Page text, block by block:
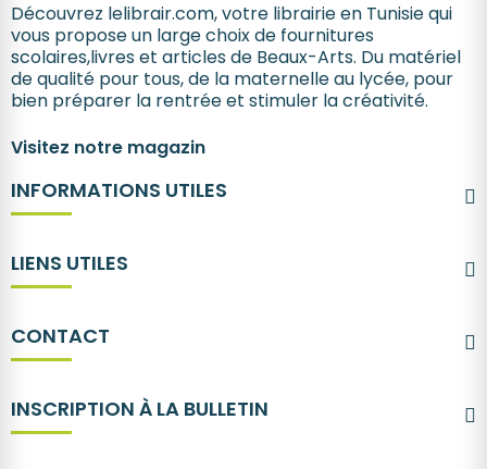
Découvrez lelibrair.com, votre librairie en Tunisie qui
vous propose un large choix de fournitures
scolaires,livres et articles de Beaux-Arts. Du matériel
de qualité pour tous, de la maternelle au lycée, pour
bien préparer la rentrée et stimuler la créativité.
Visitez notre magazin
INFORMATIONS UTILES
LIENS UTILES
CONTACT
INSCRIPTION À LA BULLETIN